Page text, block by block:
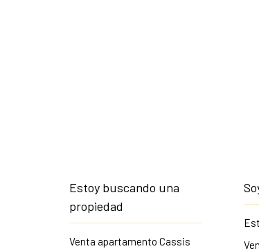
Estoy buscando una
propiedad
Venta apartamento Cassis